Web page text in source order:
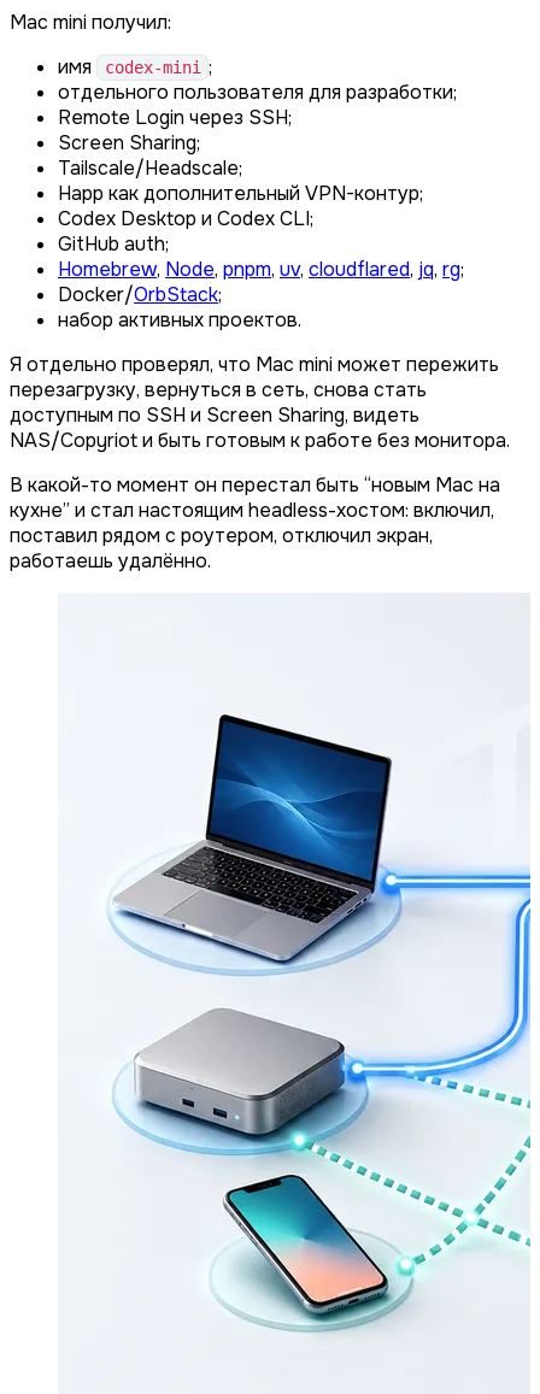
Mac mini получил:
имя
codex-mini ;
отдельного пользователя для разработки;
Remote Login через SSH;
Screen Sharing;
Tailscale/Headscale;
Happ как дополнительный VPN-контур;
Codex Desktop и Codex CLI;
GitHub auth;
Homebrew, Node, pnpm, uv, cloudflared, jq, rg;
Docker/OrbStack;
набор активных проектов.
Я отдельно проверял, что Mac mini может пережить
перезагрузку, вернуться в сеть, снова стать
доступным по SSH и Screen Sharing, видеть
NAS/Copyriot и быть готовым к работе без монитора.
В какой-то момент он перестал быть “новым Mac на
кухне” и стал настоящим headless-хостом: включил,
поставил рядом с роутером, отключил экран,
работаешь удалённо.